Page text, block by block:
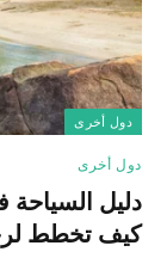
دول أخرى
دول أخرى
كيف تخطط